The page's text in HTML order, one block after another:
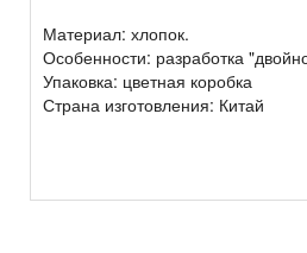
Материал: хлопок.
Особенности: разработка
Упаковка: цветная коробка
Страна изготовления: Китай